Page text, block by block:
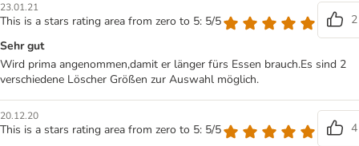
23.01.21
This is a stars rating area from zero to 5: 5/5
2
Sehr gut
Wird prima angenommen,damit er länger fürs Essen brauch.Es sind 2
verschiedene Löscher Größen zur Auswahl möglich.
20.12.20
This is a stars rating area from zero to 5: 5/5
4